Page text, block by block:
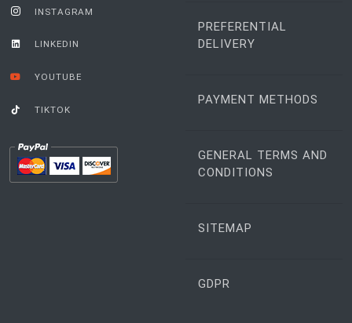
INSTAGRAM
LINKEDIN
YOUTUBE
TIKTOK
PREFERENTIAL
DELIVERY
PAYMENT METHODS
GENERAL TERMS AND
CONDITIONS
SITEMAP
GDPR